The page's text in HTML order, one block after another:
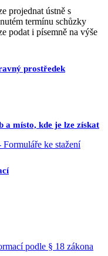
projednat ústně s
termínu schůzky
podat i písemně na výše
prostředek
a místo, kde je lze získat
Formuláře ke stažení
podle § 18 zákona